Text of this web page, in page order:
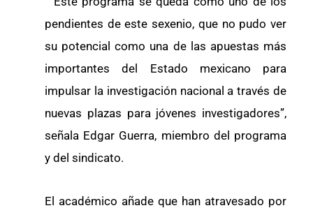
pendientes de este sexenio, que no pudo ver
su potencial como una de las apuestas más
importantes del Estado mexicano para
impulsar la investigación nacional a través de
nuevas plazas para jóvenes investigadores”,
señala Edgar Guerra, miembro del programa
y del sindicato.
El académico añade que han atravesado por